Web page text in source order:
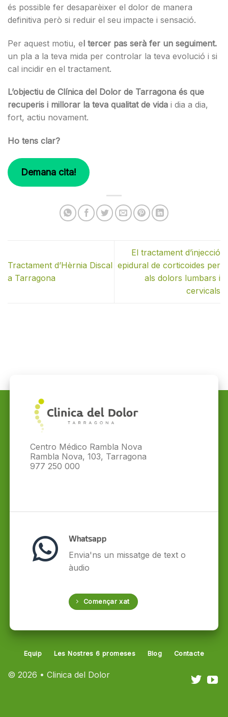
és possible fer desaparèixer el dolor de manera
definitiva però si reduir el seu impacte i sensació.
Per aquest motiu, el tercer pas serà fer un seguiment.
un pla a la teva mida per controlar la teva evolució i si
cal incidir en el tractament.
L’objectiu de Clínica del Dolor de Tarragona és que
recuperis i millorar la teva qualitat de vida i dia a dia,
fort, actiu novament.
Ho tens clar?
Demana cita!
Tractament d’Hèrnia Discal
a Tarragona
El tractament d’injecció
epidural de corticoides per
als dolors lumbars i
cervicals
Centro Médico Rambla Nova
Rambla Nova, 103, Tarragona
977 250 000
Whatsapp
Envia'ns un missatge de text o
àudio
Començar xat
© 2026 • Clinica del Dolor
Equip Les Nostres 6 promeses Blog Contacte